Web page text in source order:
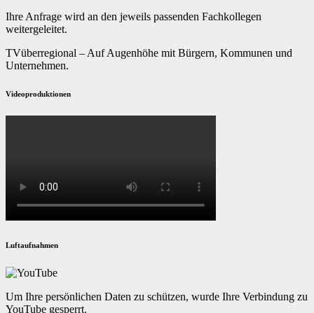
Ihre Anfrage wird an den jeweils passenden Fachkollegen
weitergeleitet.
TVüberregional – Auf Augenhöhe mit Bürgern, Kommunen und
Unternehmen.
Videoproduktionen
Luftaufnahmen
Um Ihre persönlichen Daten zu schützen, wurde Ihre Verbindung zu
YouTube gesperrt.